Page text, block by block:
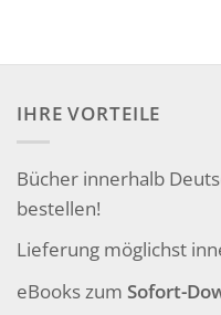
IHRE VORTEILE
Bücher innerhalb
bestellen!
Lieferung möglichst
eBooks zum Sofort-